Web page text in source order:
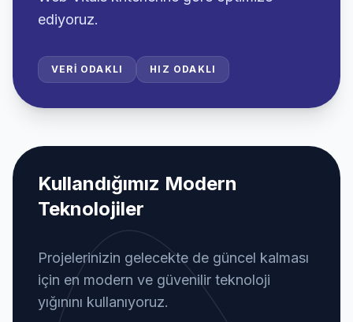
ediyoruz.
VERI ODAKLI HIZ ODAKLI
Kullandığımız Modern
Teknolojiler
Projelerinizin gelecekte de güncel kalması
için en modern ve güvenilir teknoloji
yığınını kullanıyoruz.